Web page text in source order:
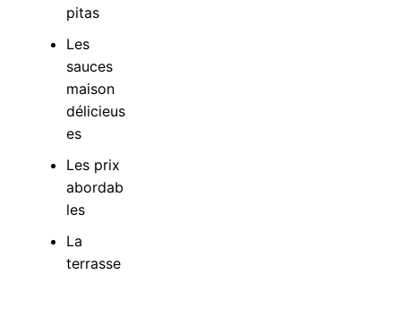
pitas
Les
sauces
maison
délicieus
es
Les prix
abordab
les
La
terrasse